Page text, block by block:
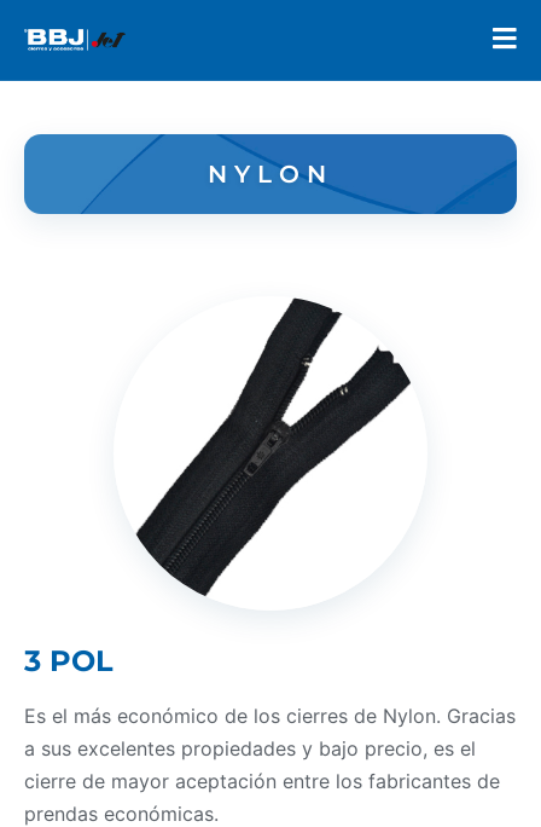
NYLON
3 POL
Es el más económico de los cierres de Nylon. Gracias
a sus excelentes propiedades y bajo precio, es el
cierre de mayor aceptación entre los fabricantes de
prendas económicas.